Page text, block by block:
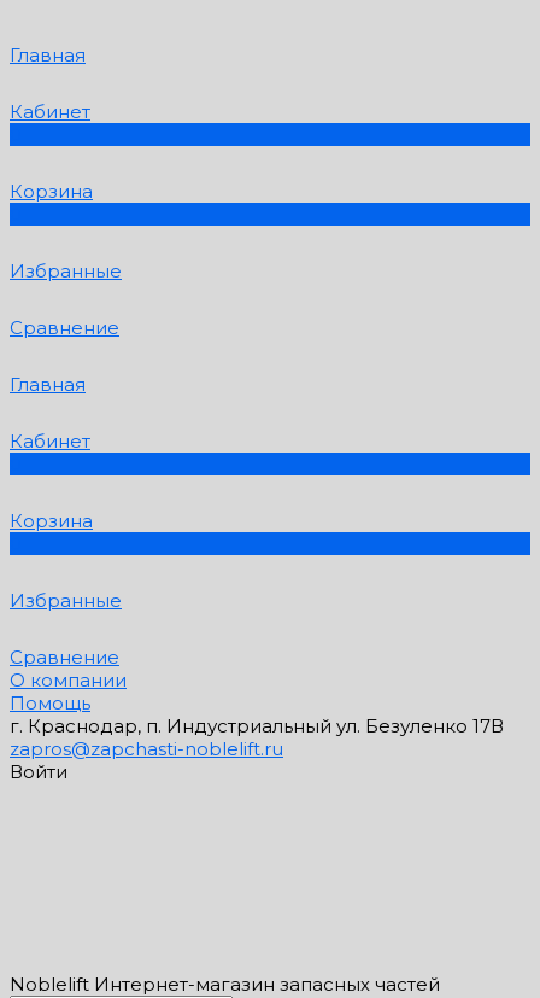
Главная
Кабинет
Корзина
Избранные
Сравнение
Главная
Кабинет
Корзина
Избранные
Сравнение
О компании
Помощь
г. Краснодар, п. Индустриальный ул. Безуленко 17В
zapros@zapchasti-noblelift.ru
Войти
Noblelift Интернет-магазин запасных частей